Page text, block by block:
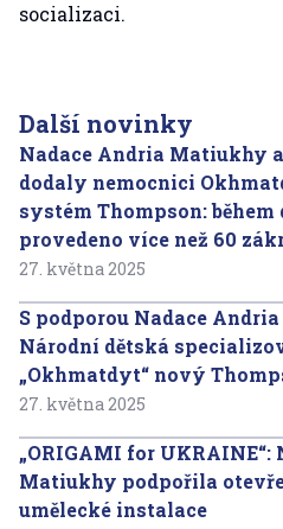
socializaci.
Další novinky
Nadace Andria Matiukhy
dodaly nemocnici
systém Thompson:
provedeno více než 60
27. května 2025
S podporou Nadace
Národní dětská
„Okhmatdyt“ nový
27. května 2025
„ORIGAMI for UKRAINE“:
Matiukhy podpořila
umělecké instalace